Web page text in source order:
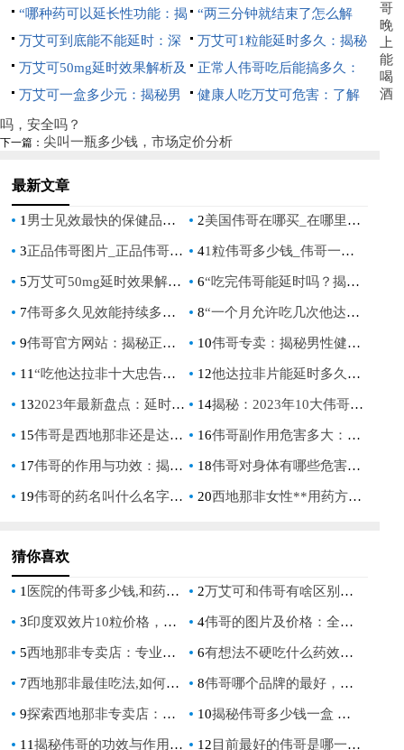
与生活方式调整指南”
身：自然增强持久力的秘诀
“哪种药可以延长性功能：揭
秘自然疗法与科学选择”
“两三分钟就结束了怎么解
决：提升持久力的有效方法”
万艾可到底能不能延时：深
入解析其效果与正确使用方法
万艾可1粒能延时多久：揭秘
其效果与正确使用方法
万艾可50mg延时效果解析及
价格指南
正常人伟哥吃后能搞多久：
揭秘其效果与安全指南
万艾可一盒多少元：揭秘男
性健康市场的价格真相
健康人吃万艾可危害：了解
哥
晚
上
能
喝
酒
吗，安全吗？
下一篇： 尖叫一瓶多少钱，市场定价分析
最新文章
1男士见效最快的保健品有哪些_快速提升男性健康的最有效保健品是什么？ 2美国伟哥在哪买_在哪里可以购买美国版伟哥
3正品伟哥图片_正品伟哥图片，让你再次掌控自信！ 41粒伟哥多少钱_伟哥一颗多少钱？
5万艾可50mg延时效果解析及价格指南 6“吃完伟哥能延时吗？揭秘伟哥对性功能的影响”
7伟哥多久见效能持续多久：揭秘西地那非的起效时间与持续效果 8“一个月允许吃几次他达拉非：安全指南与剂量建议”
9伟哥官方网站：揭秘正品伟哥的购买指南与使用注意事项 10伟哥专卖：揭秘男性健康市场的热门选择
11“吃他达拉非十大忠告：男性健康专家的权威指南” 12他达拉非片能延时多久：深入解析其作用与效果
132023年最新盘点：延时增硬药十大排名，男性健康新选择 14揭秘：2023年10大伟哥排名，男性健康新选择
15伟哥是西地那非还是达泊西汀：揭秘男性勃起功能障碍治疗药物成分 16伟哥副作用危害多大：深入了解其潜在风险
17伟哥的作用与功效：揭秘男性健康的秘密武器 18伟哥对身体有哪些危害：揭秘其潜在副作用与风险
19伟哥的药名叫什么名字：揭秘西地那非的真相 20西地那非女性**用药方法, 女性使用西地那非**给药的正确方式与注意事项
猜你喜欢
1 医院的伟哥多少钱,和药店价格相比,哪个更划算 2万艾可和伟哥有啥区别？详细解析两者的不同之处
3印度双效片10粒价格，市场行情与购买指南 4伟哥的图片及价格：全面解析与购买指南
5西地那非专卖店：专业选择，健康保障 6有想法不硬吃什么药效果好,如何治疗想法不集中？推荐有效药物
7西地那非最佳吃法,如何正确食用西地那非？顺应体内情况最佳！ 8伟哥哪个品牌的最好，如何选择适合自己的品牌
9探索西地那非专卖店：正品保障与购买指南 10揭秘伟哥多少钱一盒 价格大公开
11揭秘伟哥的功效与作用：男性健康新选择 12 目前最好的伟哥是哪一款,专业解析品牌效果与选择指南